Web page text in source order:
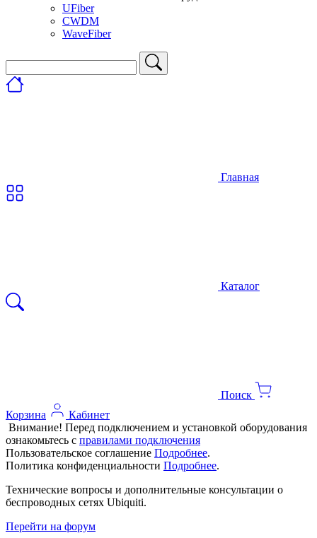
UFiber
CWDM
WaveFiber
Главная
Каталог
Поиск
Корзина
Кабинет
Внимание! Перед подключением и установкой оборудования
ознакомьтесь с правилами подключения
Пользовательское соглашение Подробнее.
Политика конфиденциальности Подробнее.
Технические вопросы и дополнительные консультации о
беспроводных сетях Ubiquiti.
Перейти на форум